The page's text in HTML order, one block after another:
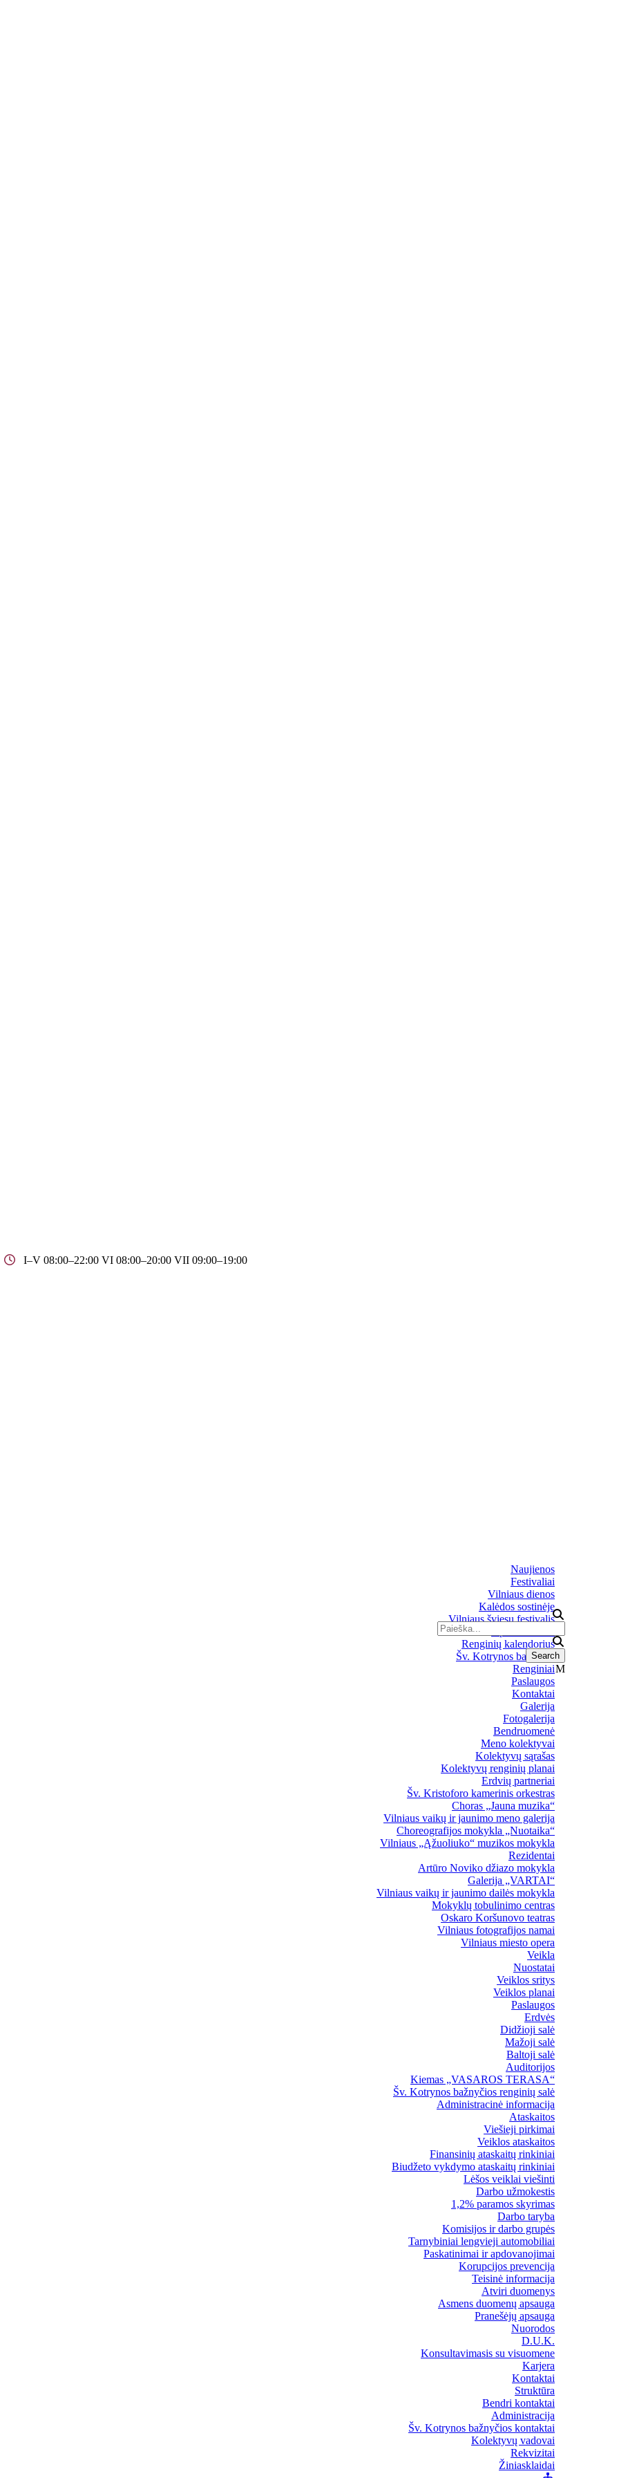
I–V 08:00–22:00 VI 08:00–20:00 VII 09:00–19:00
Naujienos
Festivaliai
Vilniaus dienos
Kalėdos sostinėje
Vilniaus šviesų festivalis
Renginių kalendorius
Šv. Kotrynos bažnyčia
Renginiai
Paslaugos
Kontaktai
Galerija
Fotogalerija
Bendruomenė
Meno kolektyvai
Kolektyvų sąrašas
Kolektyvų renginių planai
Erdvių partneriai
Šv. Kristoforo kamerinis orkestras
Choras „Jauna muzika“
Vilniaus vaikų ir jaunimo meno galerija
Choreografijos mokykla „Nuotaika“
Vilniaus „Ąžuoliuko“ muzikos mokykla
Rezidentai
Artūro Noviko džiazo mokykla
Galerija „VARTAI“
Vilniaus vaikų ir jaunimo dailės mokykla
Mokyklų tobulinimo centras
Oskaro Koršunovo teatras
Vilniaus fotografijos namai
Vilniaus miesto opera
Veikla
Nuostatai
Veiklos sritys
Veiklos planai
Paslaugos
Erdvės
Didžioji salė
Mažoji salė
Baltoji salė
Auditorijos
Kiemas „VASAROS TERASA“
Šv. Kotrynos bažnyčios renginių salė
Administracinė informacija
Ataskaitos
Viešieji pirkimai
Veiklos ataskaitos
Finansinių ataskaitų rinkiniai
Biudžeto vykdymo ataskaitų rinkiniai
Lėšos veiklai viešinti
Darbo užmokestis
1,2% paramos skyrimas
Darbo taryba
Komisijos ir darbo grupės
Tarnybiniai lengvieji automobiliai
Paskatinimai ir apdovanojimai
Korupcijos prevencija
Teisinė informacija
Atviri duomenys
Asmens duomenų apsauga
Pranešėjų apsauga
Nuorodos
D.U.K.
Konsultavimasis su visuomene
Karjera
Kontaktai
Struktūra
Bendri kontaktai
Administracija
Šv. Kotrynos bažnyčios kontaktai
Kolektyvų vadovai
Rekvizitai
Žiniasklaidai